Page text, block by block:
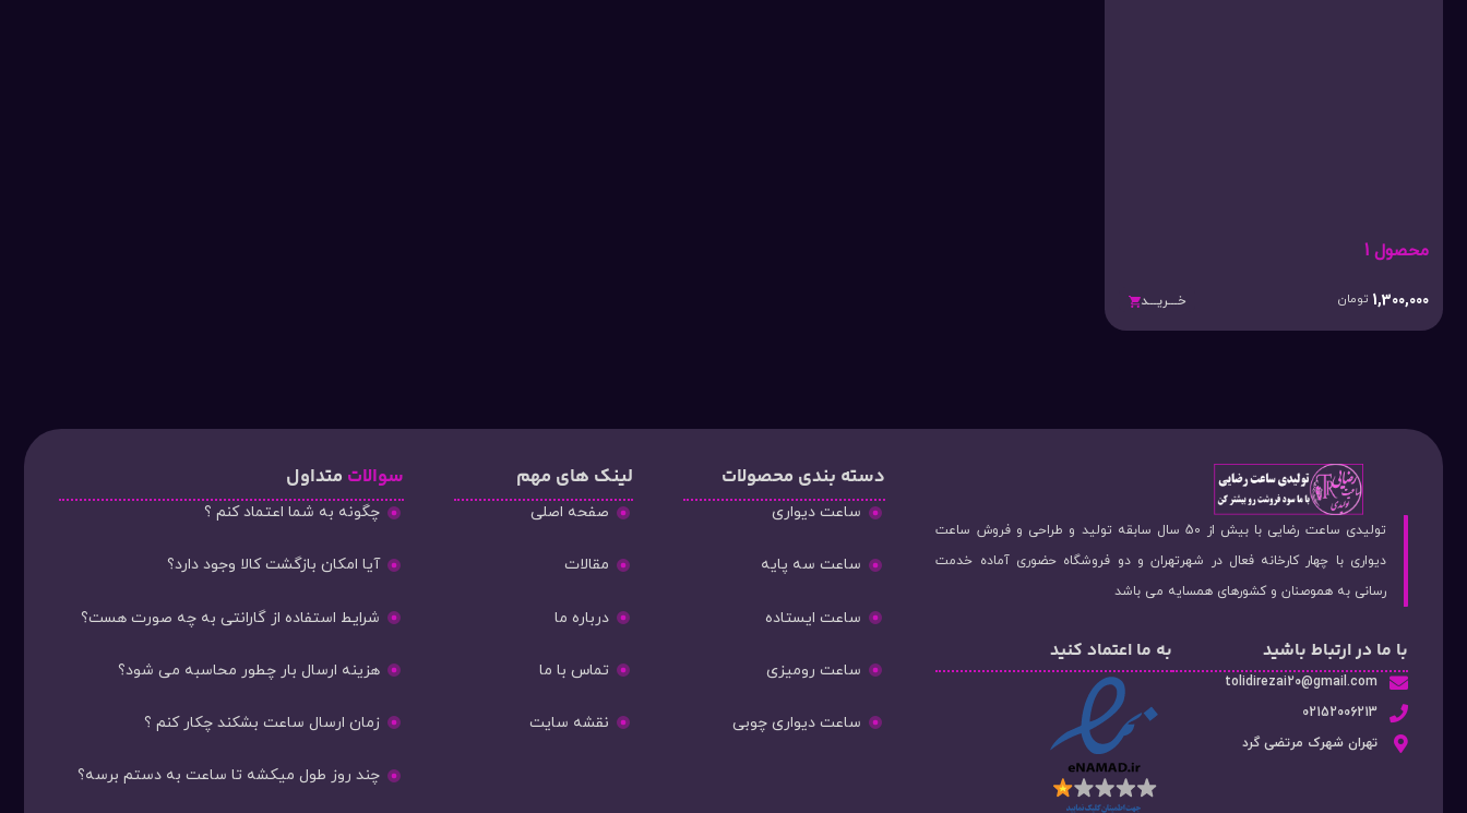
محصول 1
1,300,000 تومان خـــریـــد
تولیدی ساعت رضایی با بیش از 50 سال سابقه تولید و طراحی و فروش ساعت
دیواری با چهار کارخانه فعال در شهرتهران و دو فروشگاه حضوری آماده خدمت
رسانی به هموصنان و کشورهای همسایه می باشد
با ما در ارتباط باشید
tolidirezai20@gmail.com
02152006213
تهران شهرک مرتضی گرد
به ما اعتماد کنید
دسته‌ بندی محصولات
ساعت دیواری
ساعت سه پایه
ساعت ایستاده
ساعت رومیزی
ساعت دیواری چوبی
لینک های مهم
صفحه اصلی
مقالات
درباره ما
تماس با ما
نقشه سایت
سوالات متداول
چگونه به شما اعتماد کنم ؟
آیا امکان بازگشت کالا وجود دارد؟
شرایط استفاده از گارانتی به چه صورت هست؟
هزینه ارسال بار چطور محاسبه می شود؟
زمان ارسال ساعت بشکند چکار کنم ؟
چند روز طول میکشه تا ساعت به دستم برسه؟